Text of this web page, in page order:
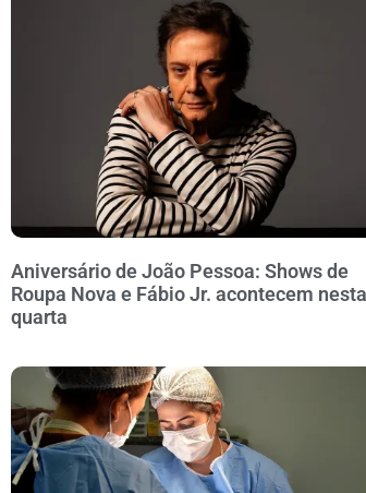
Aniversário de João Pessoa: Shows de
Roupa Nova e Fábio Jr. acontecem nesta
quarta